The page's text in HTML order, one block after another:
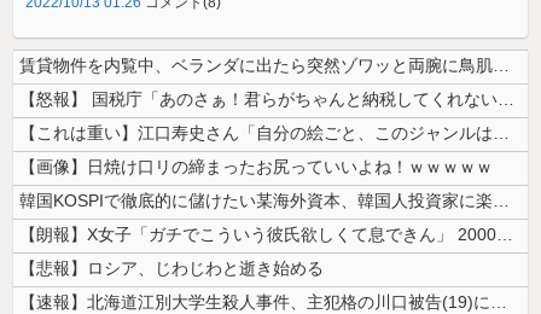
賃貸物件を内覧中、ベランダに出たら突然ゾワッと両腕に鳥肌が出た。「やっ...
【怒報】 国税庁「あのさぁ！君らがちゃんと納税してくれないとこうなっち...
【これは重い】江口寿史さん「自分の絵ごと、このジャンルはそろそろ終わり...
【画像】日焼け口リの締まったお尻っていいよね！ｗｗｗｗｗ
韓国KOSPIで徹底的に儲けたい某海外資本、韓国人投資家に楽観的すぎる...
【朗報】X女子「ガチでこういう彼氏欲しくて息できん」 2000万バズ
【悲報】ロシア、じわじわと逝き始める
【速報】北海道江別大学生殺人事件、主犯格の川口被告(19)に無期懲役の...